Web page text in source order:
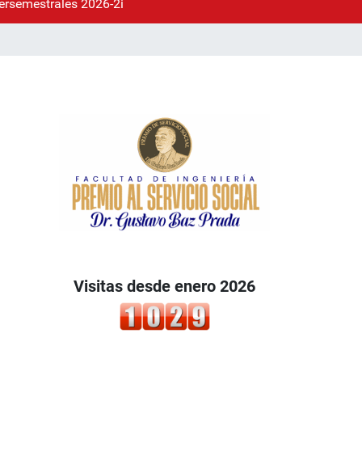
2026-2i
Visitas desde enero 2026